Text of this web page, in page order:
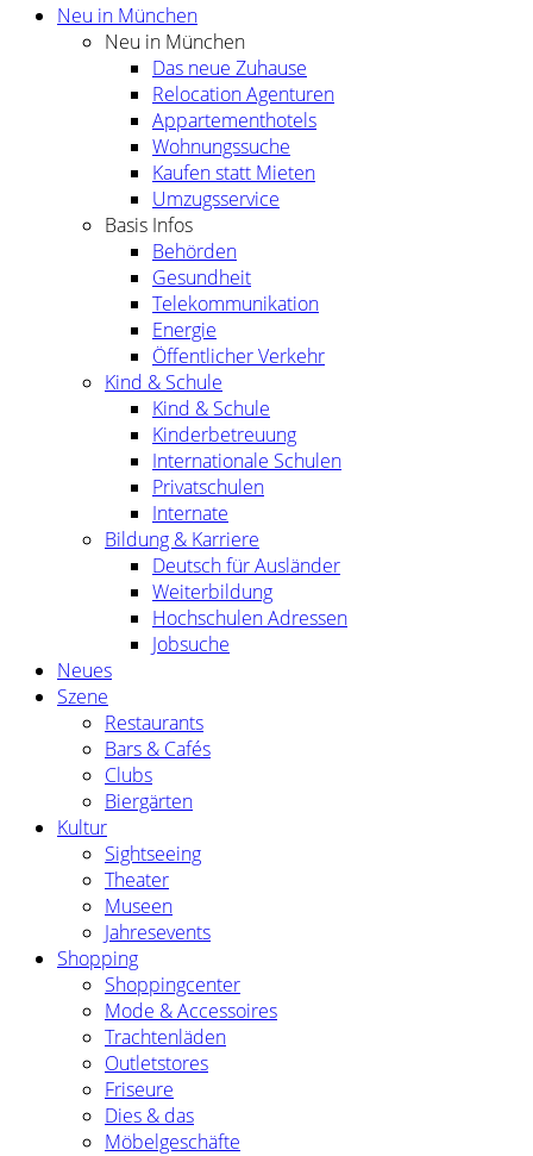
Neu in München
Neu in München
Das neue Zuhause
Relocation Agenturen
Appartementhotels
Wohnungssuche
Kaufen statt Mieten
Umzugsservice
Basis Infos
Behörden
Gesundheit
Telekommunikation
Energie
Öffentlicher Verkehr
Kind & Schule
Kind & Schule
Kinderbetreuung
Internationale Schulen
Privatschulen
Internate
Bildung & Karriere
Deutsch für Ausländer
Weiterbildung
Hochschulen Adressen
Jobsuche
Neues
Szene
Restaurants
Bars & Cafés
Clubs
Biergärten
Kultur
Sightseeing
Theater
Museen
Jahresevents
Shopping
Shoppingcenter
Mode & Accessoires
Trachtenläden
Outletstores
Friseure
Dies & das
Möbelgeschäfte